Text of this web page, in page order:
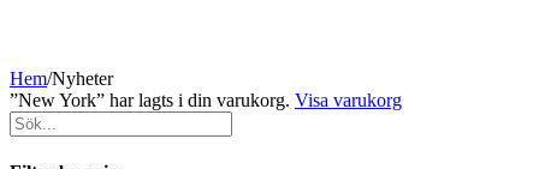
Hem/Nyheter
”New York” har lagts i din varukorg. Visa varukorg